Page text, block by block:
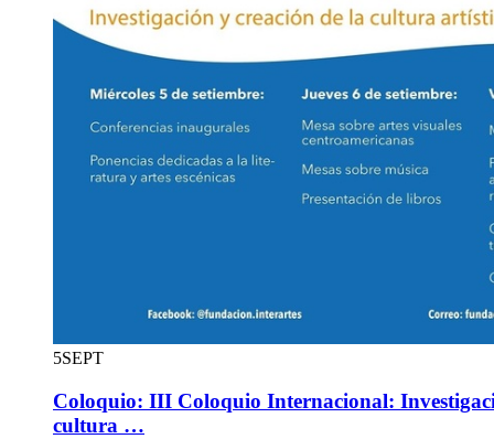
5SEPT
Coloquio: III Coloquio Internacional:
cultura …